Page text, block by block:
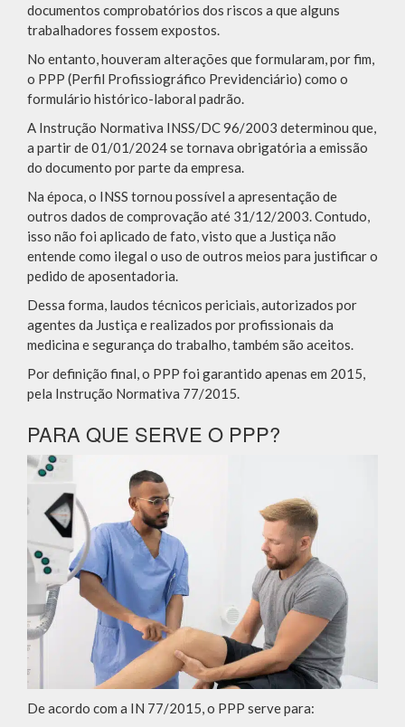
documentos comprobatórios dos riscos a que alguns
trabalhadores fossem expostos.
No entanto, houveram alterações que formularam, por fim,
o PPP (Perfil Profissiográfico Previdenciário) como o
formulário histórico-laboral padrão.
A Instrução Normativa INSS/DC 96/2003 determinou que,
a partir de 01/01/2024 se tornava obrigatória a emissão
do documento por parte da empresa.
Na época, o INSS tornou possível a apresentação de
outros dados de comprovação até 31/12/2003. Contudo,
isso não foi aplicado de fato, visto que a Justiça não
entende como ilegal o uso de outros meios para justificar o
pedido de aposentadoria.
Dessa forma, laudos técnicos periciais, autorizados por
agentes da Justiça e realizados por profissionais da
medicina e segurança do trabalho, também são aceitos.
Por definição final, o PPP foi garantido apenas em 2015,
pela Instrução Normativa 77/2015.
PARA QUE SERVE O PPP?
De acordo com a IN 77/2015, o PPP serve para: